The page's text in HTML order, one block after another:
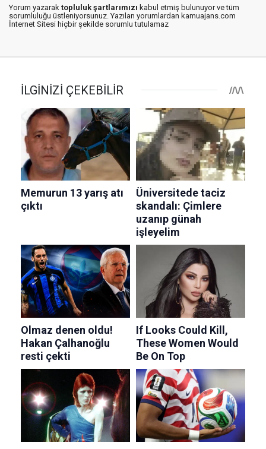
Yorum yazarak topluluk şartlarımızı kabul etmiş bulunuyor ve tüm
sorumluluğu üstleniyorsunuz. Yazılan yorumlardan kamuajans.com
İnternet Sitesi hiçbir şekilde sorumlu tutulamaz